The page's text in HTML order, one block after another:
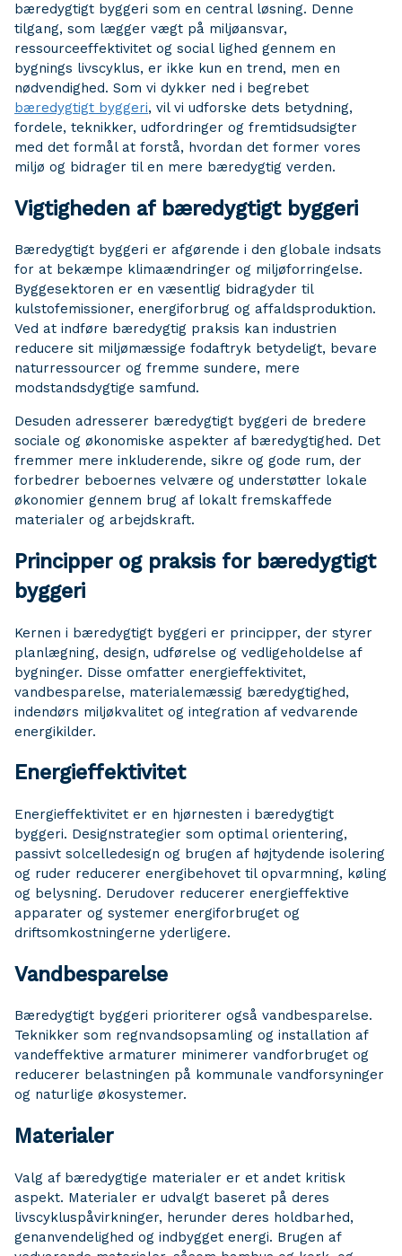
bæredygtigt byggeri som en central løsning. Denne
tilgang, som lægger vægt på miljøansvar,
ressourceeffektivitet og social lighed gennem en
bygnings livscyklus, er ikke kun en trend, men en
nødvendighed. Som vi dykker ned i begrebet
bæredygtigt byggeri, vil vi udforske dets betydning,
fordele, teknikker, udfordringer og fremtidsudsigter
med det formål at forstå, hvordan det former vores
miljø og bidrager til en mere bæredygtig verden.
Vigtigheden af ​​bæredygtigt byggeri
Bæredygtigt byggeri er afgørende i den globale indsats
for at bekæmpe klimaændringer og miljøforringelse.
Byggesektoren er en væsentlig bidragyder til
kulstofemissioner, energiforbrug og affaldsproduktion.
Ved at indføre bæredygtig praksis kan industrien
reducere sit miljømæssige fodaftryk betydeligt, bevare
naturressourcer og fremme sundere, mere
modstandsdygtige samfund.
Desuden adresserer bæredygtigt byggeri de bredere
sociale og økonomiske aspekter af bæredygtighed. Det
fremmer mere inkluderende, sikre og gode rum, der
forbedrer beboernes velvære og understøtter lokale
økonomier gennem brug af lokalt fremskaffede
materialer og arbejdskraft.
Principper og praksis for bæredygtigt
byggeri
Kernen i bæredygtigt byggeri er principper, der styrer
planlægning, design, udførelse og vedligeholdelse af
bygninger. Disse omfatter energieffektivitet,
vandbesparelse, materialemæssig bæredygtighed,
indendørs miljøkvalitet og integration af vedvarende
energikilder.
Energieffektivitet
Energieffektivitet er en hjørnesten i bæredygtigt
byggeri. Designstrategier som optimal orientering,
passivt solcelledesign og brugen af ​​højtydende isolering
og ruder reducerer energibehovet til opvarmning, køling
og belysning. Derudover reducerer energieffektive
apparater og systemer energiforbruget og
driftsomkostningerne yderligere.
Vandbesparelse
Bæredygtigt byggeri prioriterer også vandbesparelse.
Teknikker som regnvandsopsamling og installation af
vandeffektive armaturer minimerer vandforbruget og
reducerer belastningen på kommunale vandforsyninger
og naturlige økosystemer.
Materialer
Valg af bæredygtige materialer er et andet kritisk
aspekt. Materialer er udvalgt baseret på deres
livscykluspåvirkninger, herunder deres holdbarhed,
genanvendelighed og indbygget energi. Brugen af ​​